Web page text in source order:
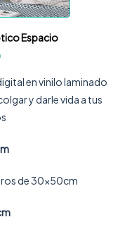
Espacio
en vinilo laminado
y darle vida a tus
de 30x50cm